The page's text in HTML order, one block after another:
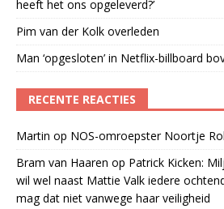
heeft het ons opgeleverd?’
Pim van der Kolk overleden
Man ‘opgesloten’ in Netflix-billboard
RECENTE REACTIES
Martin op NOS-omroepster Noortje
Bram van Haaren op Patrick Kicken:
wil wel naast Mattie Valk iedere
mag dat niet vanwege haar veiligheid